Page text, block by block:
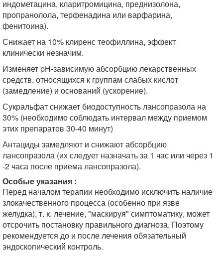
индометацина, кларитромицина, преднизолона,
пропранолола, терфенадина или варфарина,
фенитоина).
Снижает на 10% клиренс теофиллина, эффект
клинически незначим.
Изменяет pH-зависимую абсорбцию лекарственных
средств, относящихся к группам слабых кислот
(замедление) и оснований (ускорение).
Сукральфат снижает биодоступность лансопразола на
30% (необходимо соблюдать интервал между приемом
этих препаратов 30-40 минут)
Антациды замедляют и снижают абсорбцию
лансопразола (их следует назначать за 1 час или через 1
-2 часа после приема лансопразола).
Особые указания :
Перед началом терапии необходимо исключить наличие
злокачественного процесса (особенно при язве
желудка), т. к. лечение, "маскируя" симптоматику, может
отсрочить постановку правильного диагноза. Поэтому
рекомендуется до и после лечения обязательный
эндоскопический контроль.